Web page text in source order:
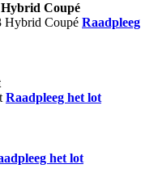
Coupé
Raadpleeg
Raadpleeg het lot
het lot